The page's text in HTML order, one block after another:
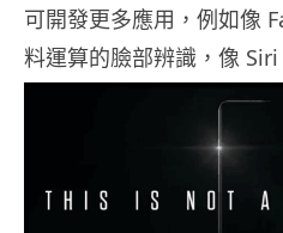
可開發更多應用，例如像
料運算的臉部辨識，像 Siri